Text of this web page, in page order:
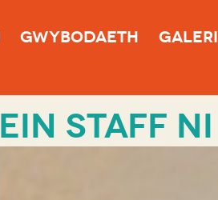
GWYBODAETH GALERI
EIN STAFF NI